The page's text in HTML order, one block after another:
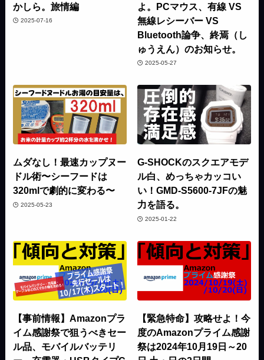
かしら。旅情編
2025-07-16
よ。PCマウス、有線 VS
無線レシーバー VS
Bluetooth論争、終焉（し
ゅうえん）のお知らせ。
2025-05-27
ムダなし！最速カップヌー
ドル術〜シーフードは
320mlで劇的に変わる〜
2025-05-23
G-SHOCKのスクエアモデ
ル白、めっちゃカッコい
い！GMD-S5600-7JFの魅
力を語る。
2025-01-22
【事前情報】Amazonプラ
イム感謝祭で狙うべきセー
ル品、モバイルバッテリ
【緊急特命】攻略せよ！今
度のAmazonプライム感謝
祭は2024年10月19日～20